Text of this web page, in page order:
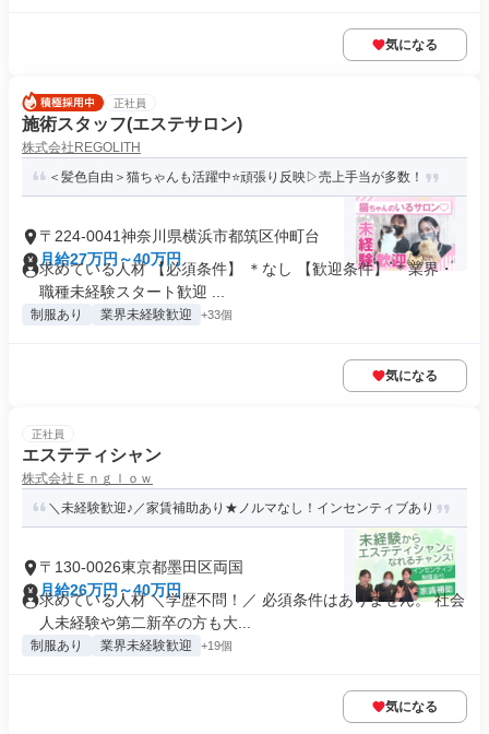
気になる
正社員
施術スタッフ(エステサロン)
株式会社REGOLITH
＜髪色自由＞猫ちゃんも活躍中⭐頑張り反映▷売上手当が多数！
〒224-0041神奈川県横浜市都筑区仲町台
月給27万円～40万円
求めている人材 【必須条件】 ＊なし 【歓迎条件】 ＊業界・
職種未経験スタート歓迎 ...
制服あり 業界未経験歓迎 +33個
気になる
正社員
エステティシャン
株式会社Ｅｎｇｌｏｗ
＼未経験歓迎♪／家賃補助あり★ノルマなし！インセンティブあり
〒130-0026東京都墨田区両国
月給26万円～40万円
求めている人材 ＼学歴不問！／ 必須条件はありません。 社会
人未経験や第二新卒の方も大...
制服あり 業界未経験歓迎 +19個
気になる